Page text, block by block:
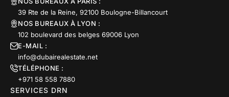
39 Rte de la Reine, 92100 Boulogne-Billancourt
NOS BUREAUX À LYON :
102 boulevard des belges 69006 Lyon
E-MAIL :
info@dubairealestate.net
TÉLÉPHONE :
+971 58 558 7880
SERVICES DRN